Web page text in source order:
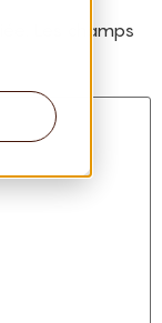
Les champs